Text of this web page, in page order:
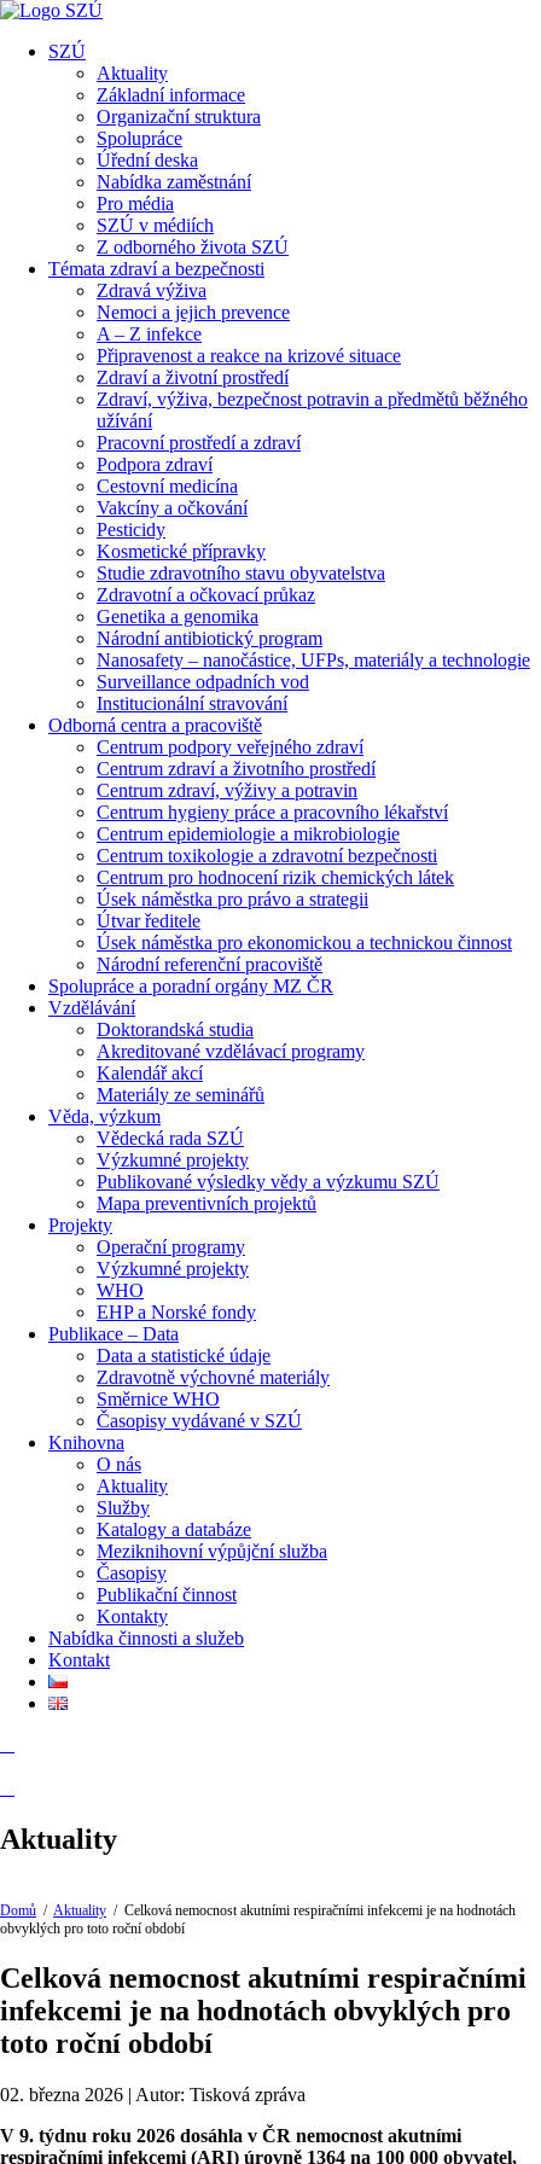
SZÚ
Aktuality
Základní informace
Organizační struktura
Spolupráce
Úřední deska
Nabídka zaměstnání
Pro média
SZÚ v médiích
Z odborného života SZÚ
Témata zdraví a bezpečnosti
Zdravá výživa
Nemoci a jejich prevence
A – Z infekce
Připravenost a reakce na krizové situace
Zdraví a životní prostředí
Zdraví, výživa, bezpečnost potravin a předmětů běžného
užívání
Pracovní prostředí a zdraví
Podpora zdraví
Cestovní medicína
Vakcíny a očkování
Pesticidy
Kosmetické přípravky
Studie zdravotního stavu obyvatelstva
Zdravotní a očkovací průkaz
Genetika a genomika
Národní antibiotický program
Nanosafety – nanočástice, UFPs, materiály a technologie
Surveillance odpadních vod
Institucionální stravování
Odborná centra a pracoviště
Centrum podpory veřejného zdraví
Centrum zdraví a životního prostředí
Centrum zdraví, výživy a potravin
Centrum hygieny práce a pracovního lékařství
Centrum epidemiologie a mikrobiologie
Centrum toxikologie a zdravotní bezpečnosti
Centrum pro hodnocení rizik chemických látek
Úsek náměstka pro právo a strategii
Útvar ředitele
Úsek náměstka pro ekonomickou a technickou činnost
Národní referenční pracoviště
Spolupráce a poradní orgány MZ ČR
Vzdělávání
Doktorandská studia
Akreditované vzdělávací programy
Kalendář akcí
Materiály ze seminářů
Věda, výzkum
Vědecká rada SZÚ
Výzkumné projekty
Publikované výsledky vědy a výzkumu SZÚ
Mapa preventivních projektů
Projekty
Operační programy
Výzkumné projekty
WHO
EHP a Norské fondy
Publikace – Data
Data a statistické údaje
Zdravotně výchovné materiály
Směrnice WHO
Časopisy vydávané v SZÚ
Knihovna
O nás
Aktuality
Služby
Katalogy a databáze
Meziknihovní výpůjční služba
Časopisy
Publikační činnost
Kontakty
Nabídka činnosti a služeb
Kontakt
Aktuality
Domů / Aktuality / Celková nemocnost akutními respiračními infekcemi je na hodnotách
obvyklých pro toto roční období
Celková nemocnost akutními respiračními
infekcemi je na hodnotách obvyklých pro
toto roční období
02. března 2026 | Autor: Tisková zpráva
V 9. týdnu roku 2026 dosáhla v ČR nemocnost akutními
respiračními infekcemi (ARI) úrovně 1364 na 100 000 obyvatel,